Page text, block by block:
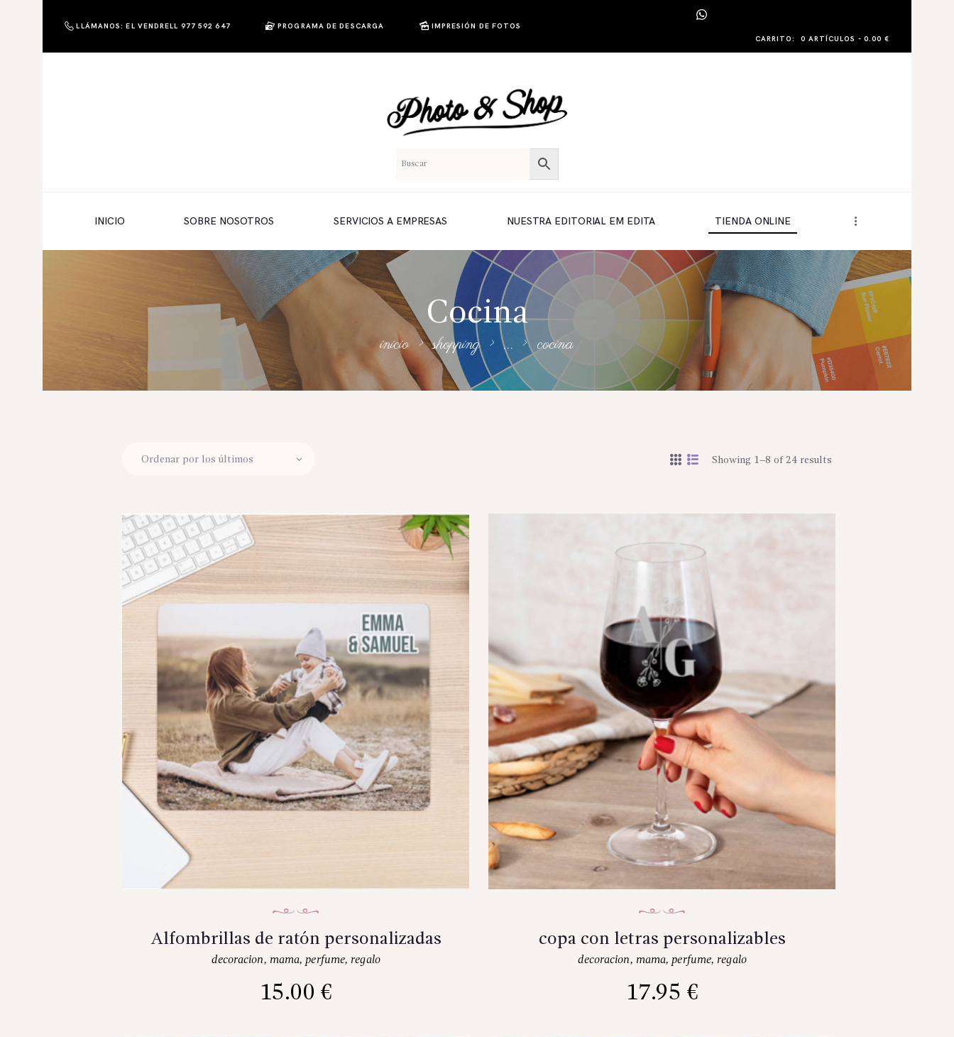
LLÁMANOS: EL VENDRELL 977 592 647 PROGRAMA DE DESCARGA
IMPRESIÓN DE FOTOS
CARRITO:
0 ARTÍCULOS - 0.00 €
INICIO SOBRE NOSOTROS SERVICIOS A EMPRESAS NUESTRA EDITORIAL EM EDITA TIENDA ONLINE
Cocina
inicio shopping ... cocina
PHOTO & SHOP
TIENDA ONLINE
Showing 1–8 of 24 results
Alfombrillas de ratón personalizadas
decoracion, mama, perfume, regalo
15.00 €
copa con letras personalizables
decoracion, mama, perfume, regalo
17.95 €